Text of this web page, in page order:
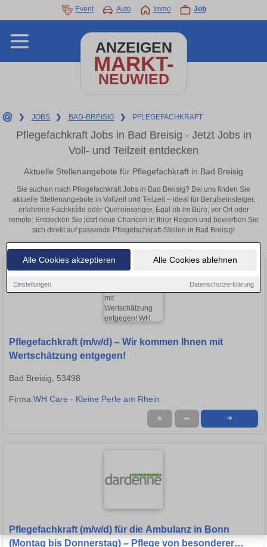
Alle Cookies akzeptieren Alle Cookies ablehnen
Einstellungen Datenschutzerklärung
Event Auto Immo Job
ANZEIGEN
MARKT-
NEUWIED
❯ JOBS ❯ BAD-BREISIG ❯ PFLEGEFACHKRAFT
Pflegefachkraft Jobs in Bad Breisig - Jetzt Jobs in
Voll- und Teilzeit entdecken
Aktuelle Stellenangebote für Pflegefachkraft in Bad Breisig
Sie suchen nach Pflegefachkraft Jobs in Bad Breisig? Bei uns finden Sie
aktuelle Stellenangebote in Vollzeit und Teilzeit – ideal für Berufseinsteiger,
erfahrene Fachkräfte oder Quereinsteiger. Egal ob im Büro, vor Ort oder
remote: Entdecken Sie jetzt neue Chancen in Ihrer Region und bewerben Sie
sich direkt auf passende Pflegefachkraft-Stellen in Bad Breisig!
Pflegefachkraft (m/w/d) – Wir kommen Ihnen mit
Wertschätzung entgegen!
Bad Breisig, 53498
Firma:WH Care - Kleine Perle am Rhein
★ ➦ ➜
Pflegefachkraft (m/w/d) für die Ambulanz in Bonn
(Montag bis Donnerstag) – Pflege von besonderer